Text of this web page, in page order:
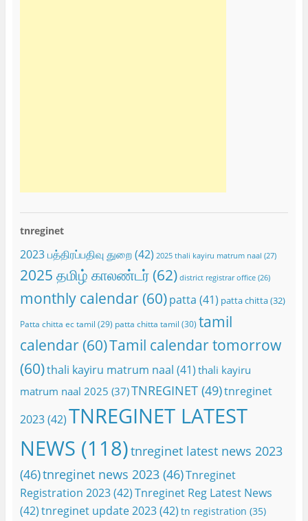
tnreginet
2023 பத்திரப்பதிவு துறை(42) 2025 thali kayiru matrum naal (27)
2025 தமிழ் காலண்டர்(62) district registrar office(26)
monthly calendar(60) patta (41) patta chitta(32)
Patta chitta ec tamil (29) patta chitta tamil (30) tamil
calendar(60)Tamil calendar tomorrow
(60)thali kayiru matrum naal (41) thali kayiru
matrum naal 2025 (37)TNREGINET(49)tnreginet
2023(42)TNREGINET LATEST
NEWS (118)tnreginet latest news 2023
(46)tnreginet news 2023(46)Tnreginet
Registration 2023(42)Tnreginet Reg Latest News
(42)tnreginet update 2023(42) tn registration (35)